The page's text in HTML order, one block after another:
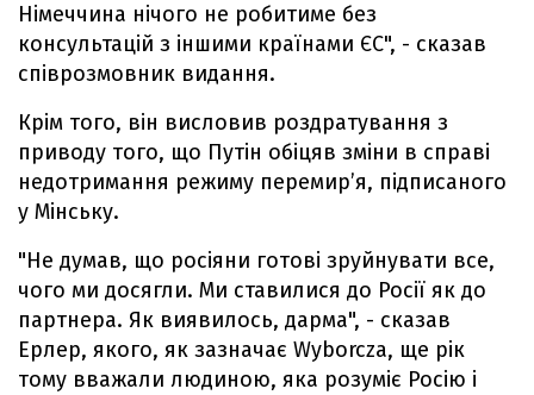
Німеччина нічого не робитиме без
консультацій з іншими країнами ЄС", - сказав
співрозмовник видання.
Крім того, він висловив роздратування з
приводу того, що Путін обіцяв зміни в справі
недотримання режиму перемир’я, підписаного
у Мінську.
"Не думав, що росіяни готові зруйнувати все,
чого ми досягли. Ми ставилися до Росії як до
партнера. Як виявилось, дарма", - сказав
Ерлер, якого, як зазначає Wyborcza, ще рік
тому вважали людиною, яка розуміє Росію і